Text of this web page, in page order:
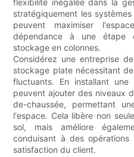
flexibilité inégalée dans la
stratégiquement les
peuvent maximiser
dépendance à une étape
stockage en colonnes.
Considérez une entreprise
stockage plate nécessitant
fluctuants. En installant
peuvent ajouter des niveaux
de-chaussée, permettant
l'espace. Cela libère non
sol, mais améliore
conduisant à des
satisfaction du client.